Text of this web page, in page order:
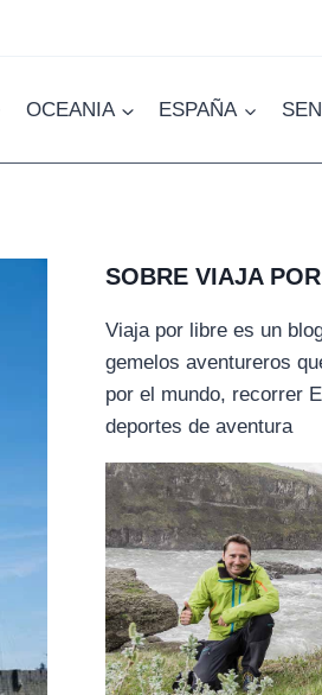
OCEANIA ESPAÑA
SOBRE VIAJA
Viaja por libre es un
gemelos aventureros
por el mundo, recorrer
deportes de aventura